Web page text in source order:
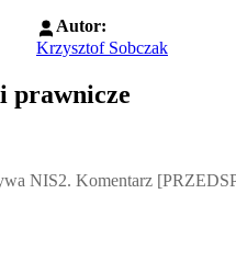
Autor:
Krzysztof Sobczak
prawnicze
NIS2. Komentarz